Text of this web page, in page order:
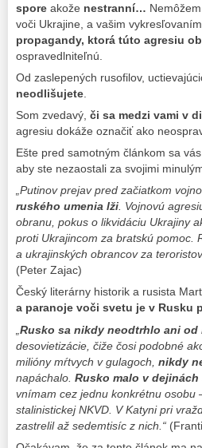
spore akože nestranní…
voči Ukrajine, a vašim
propagandy, ktorá túto agresiu
ospravedlniteľnú.
Od zaslepených rusofilov,
neodlišujete
Som zvedavý, či sa medzi vami v
agresiu dokáže označiť ako
Ešte pred samotným článkom sa
aby ste nezaostali za svojimi
„Putinov prejav pred začiatkom
ruského umenia lži. Vojnovú
obranu, pokus o likvidáciu Ukrajiny
proti Ukrajincom za bratskú pomoc.
a ukrajinských obrancov za
(Peter Zajac)
Český literárny historik a rusista
a paranoje voči svetu je v Rusku
Rusko sa nikdy neodtrhlo ani
desovietizácie, čiže čosi podobné
milióny mŕtvych v gulagoch, nikdy
napáchalo. Rusko malo v
vnímam cez jednu konkrétnu osobu
stalinistickej NKVD. V Katyni pri
zastrelil až sedemtisíc z nich.“